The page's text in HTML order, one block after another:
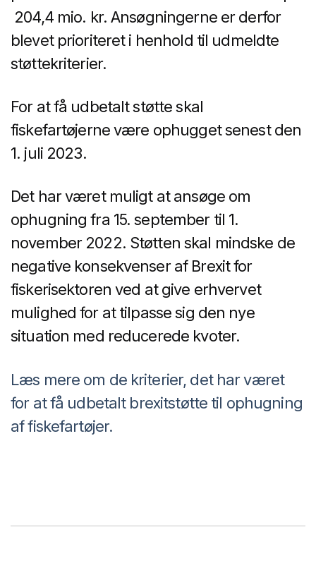
204,4 mio. kr. Ansøgningerne er derfor
blevet prioriteret i henhold til udmeldte
støttekriterier.
For at få udbetalt støtte skal
fiskefartøjerne være ophugget senest den
1. juli 2023.
Det har været muligt at ansøge om
ophugning fra 15. september til 1.
november 2022. Støtten skal mindske de
negative konsekvenser af Brexit for
fiskerisektoren ved at give erhvervet
mulighed for at tilpasse sig den nye
situation med reducerede kvoter.
Læs mere om de kriterier, det har været
for at få udbetalt brexitstøtte til ophugning
af fiskefartøjer.